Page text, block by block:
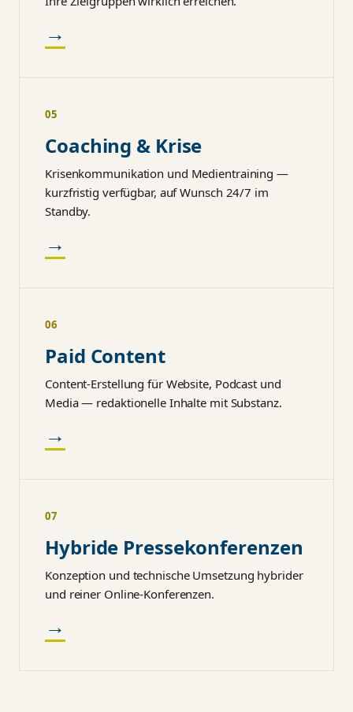
→
05
Coaching & Krise
Krisenkommunikation und Medientraining —
kurzfristig verfügbar, auf Wunsch 24/7 im
Standby.
→
06
Paid Content
Content-Erstellung für Website, Podcast und
Media — redaktionelle Inhalte mit Substanz.
→
07
Hybride Pressekonferenzen
Konzeption und technische Umsetzung hybrider
und reiner Online-Konferenzen.
→